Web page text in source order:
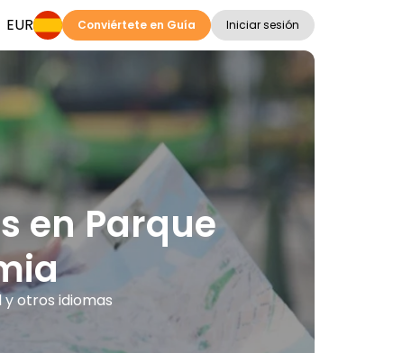
EUR Conviértete en Guía Iniciar sesión
en Parque
y otros idiomas